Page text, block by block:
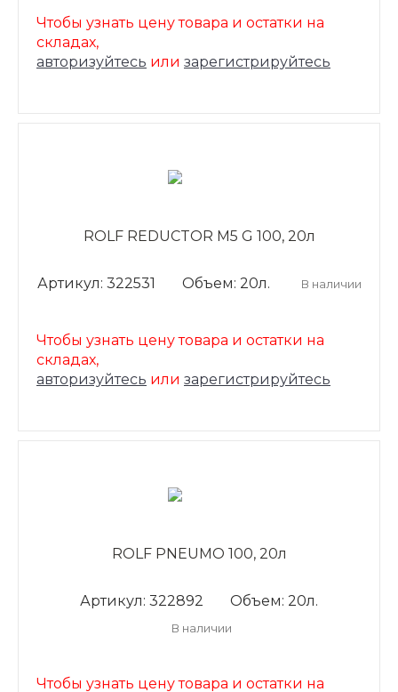
Чтобы узнать цену товара и остатки на
складах,
авторизуйтесь или зарегистрируйтесь
ROLF REDUCTOR M5 G 100, 20л
Артикул: 322531 Объем: 20л. В наличии
Чтобы узнать цену товара и остатки на
складах,
авторизуйтесь или зарегистрируйтесь
ROLF PNEUMO 100, 20л
Артикул: 322892 Объем: 20л.
В наличии
Чтобы узнать цену товара и остатки на